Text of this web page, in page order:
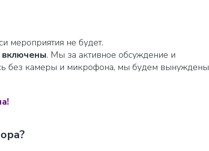
мероприятия не будет.
. Мы за активное обсуждение и
без камеры и микрофона, мы будем вынуждены